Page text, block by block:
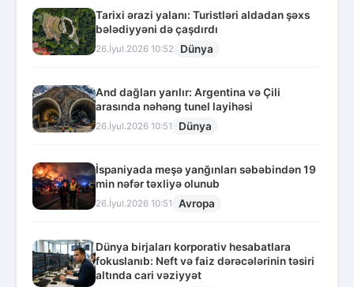
Tarixi ərazi yalanı: Turistləri aldadan şəxs
bələdiyyəni də çaşdırdı
26.İyul.2026 10:52 Dünya
And dağları yarılır: Argentina və Çili
arasında nəhəng tunel layihəsi
26.İyul.2026 10:51 Dünya
İspaniyada meşə yanğınları səbəbindən 19
min nəfər təxliyə olunub
26.İyul.2026 10:51 Avropa
Dünya birjaları korporativ hesabatlara
fokuslanıb: Neft və faiz dərəcələrinin təsiri
altında cari vəziyyət